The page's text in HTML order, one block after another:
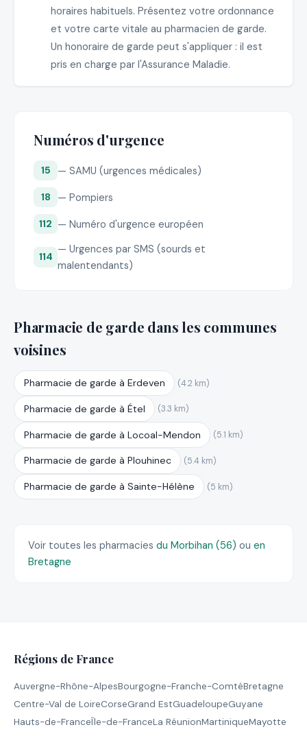
horaires habituels. Présentez votre ordonnance
et votre carte vitale au pharmacien de garde.
Un honoraire de garde peut s'appliquer : il est
pris en charge par l'Assurance Maladie.
Numéros d'urgence
15 — SAMU (urgences médicales)
18 — Pompiers
112 — Numéro d'urgence européen
114
— Urgences par SMS (sourds et
malentendants)
Pharmacie de garde dans les communes
voisines
Pharmacie de garde à Erdeven (4.2 km)
Pharmacie de garde à Étel (3.3 km)
Pharmacie de garde à Locoal-Mendon (5.1 km)
Pharmacie de garde à Plouhinec (5.4 km)
Pharmacie de garde à Sainte-Hélène (5 km)
Voir toutes les pharmacies du Morbihan (56) ou en
Bretagne
Régions de France
Auvergne-Rhône-AlpesBourgogne-Franche-ComtéBretagne
Centre-Val de LoireCorseGrand EstGuadeloupeGuyane
Hauts-de-FranceÎle-de-FranceLa RéunionMartiniqueMayotte